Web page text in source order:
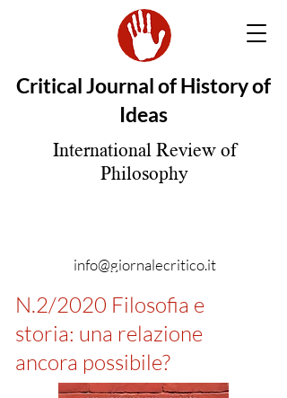
Critical Journal of History of
Ideas
International Review of
Philosophy
info@giornalecritico.it
N.2/2020 Filosofia e
storia: una relazione
ancora possibile?